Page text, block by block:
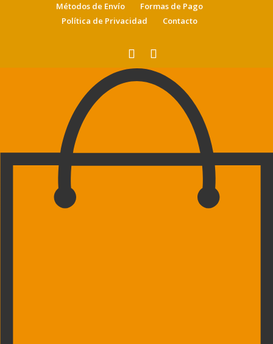
Métodos de Envío
Formas de Pago
Política de Privacidad
Contacto